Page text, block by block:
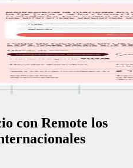
con Remote los